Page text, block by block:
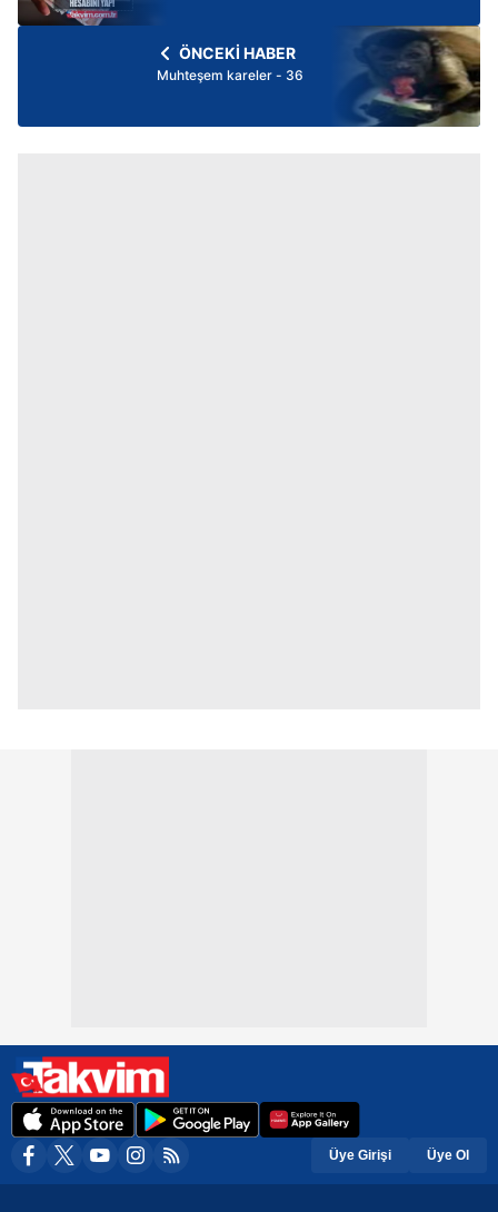
ÖNCEKİ HABER
Muhteşem kareler - 36
Üye Girişi Üye Ol